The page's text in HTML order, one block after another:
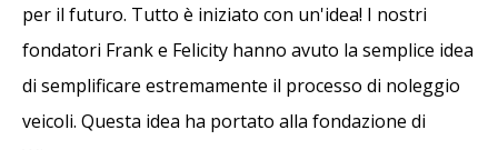
per il futuro. Tutto è iniziato con un'idea! I nostri
fondatori Frank e Felicity hanno avuto la semplice idea
di semplificare estremamente il processo di noleggio
veicoli. Questa idea ha portato alla fondazione di